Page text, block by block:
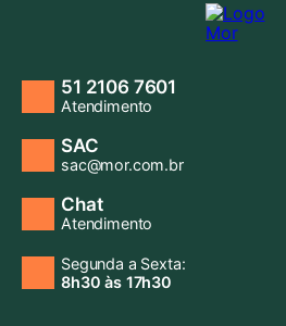
51 2106 7601
Atendimento
SAC
sac@mor.com.br
Chat
Atendimento
Segunda a Sexta:
8h30 às 17h30